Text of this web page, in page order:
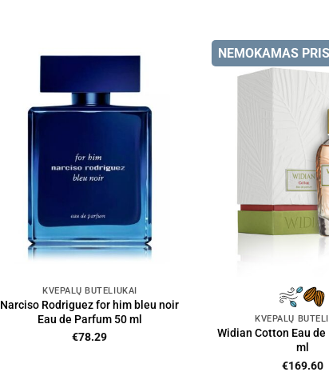
KVEPALŲ BUTELIUKAI
Narciso Rodriguez for him bleu noir
Eau de Parfum 50 ml
€78.29
NEMOKAMAS
KVEPALŲ
Widian Cotton Eau
ml
€169.60